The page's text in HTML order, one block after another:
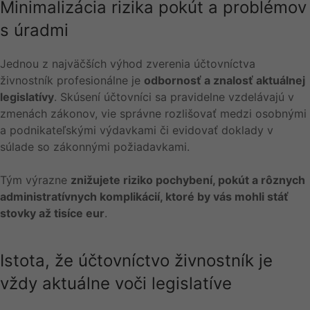
Minimalizácia rizika pokút a problémov
s úradmi
Jednou z najväčších výhod zverenia účtovníctva
živnostník profesionálne je odbornosť a znalosť aktuálnej
legislatívy. Skúsení účtovníci sa pravidelne vzdelávajú v
zmenách zákonov, vie správne rozlišovať medzi osobnými
a podnikateľskými výdavkami či evidovať doklady v
súlade so zákonnými požiadavkami.
Tým výrazne znižujete riziko pochybení, pokút a rôznych
administratívnych komplikácií, ktoré by vás mohli stáť
stovky až tisíce eur.
Istota, že účtovníctvo živnostník je
vždy aktuálne voči legislatíve